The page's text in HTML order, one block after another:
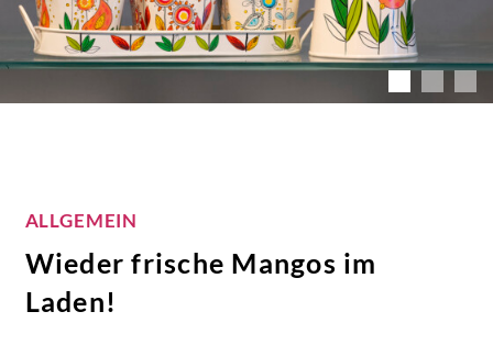
ALLGEMEIN
Wieder frische Mangos im
Laden!